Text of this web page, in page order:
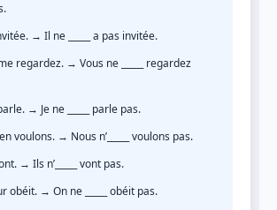
→ Il ne _____ a pas invitée.
regardez. → Vous ne _____ regardez
→ Je ne _____ parle pas.
voulons. → Nous n’_____ voulons pas.
→ Ils n’_____ vont pas.
obéit. → On ne _____ obéit pas.